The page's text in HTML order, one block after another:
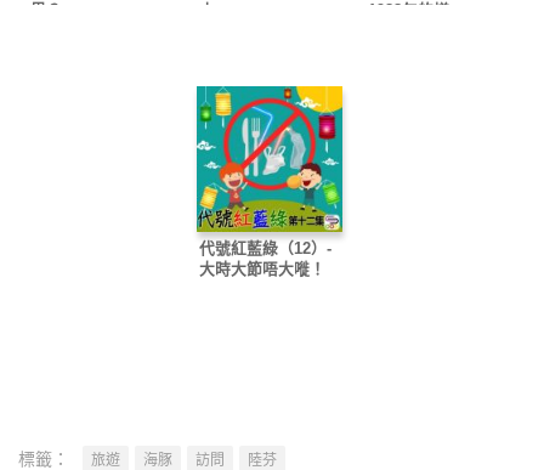
界？
水」
1988年的樽……
代號紅藍綠（12）-
大時大節唔大嘥！
標籤： 旅遊 海豚 訪問 陸芬